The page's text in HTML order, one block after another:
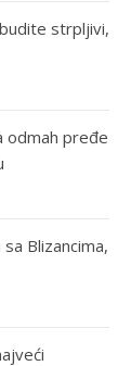
strpljivi,
odmah pređe
Blizancima,